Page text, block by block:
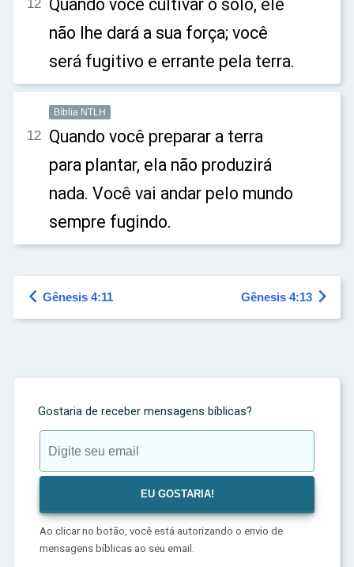
12 Quando você cultivar o solo, ele
não lhe dará a sua força; você
será fugitivo e errante pela terra.
Bíblia NTLH
12 Quando você preparar a terra
para plantar, ela não produzirá
nada. Você vai andar pelo mundo
sempre fugindo.
 Gênesis 4:11 Gênesis 4:13 
Gostaria de receber mensagens bíblicas?
Ao clicar no botão, você está autorizando o envio de
mensagens bíblicas ao seu email.